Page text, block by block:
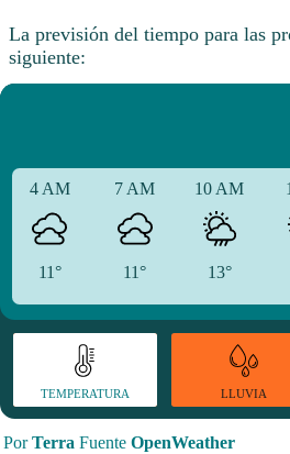
La previsión del tiempo para las
siguiente:
4 AM
11°
7 AM
11°
10 AM
13°
TEMPERATURA LLUVIA
PorTerra Fuente OpenWeather